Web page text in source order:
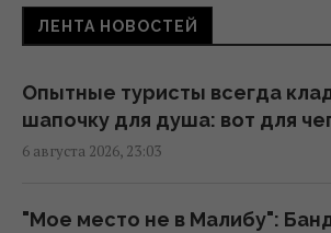
Никитюк с годовалым сыном
19:57 четверг, 06 августа 2026
Песня, которая вдохновляет:
19:54 четверг, 06 августа 2026
ЛЕНТА НОВОСТЕЙ
Опытные туристы всегда
шапочку для душа: вот для
6 августа 2026, 23:03
"Мое место не в Малибу":